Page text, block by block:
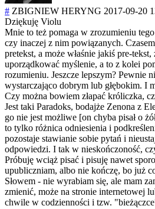
# ZBIGNIEW HERYNG 2017-09-20
Dziękuję Violu
Mnie to też pomaga w zrozumieniu
czy inaczej z nim powiązanych.
pretekst, a może właśnie jakiś pre-
uporządkować myślenie, a to z kolei
rozumieniu. Jeszcze lepszym? Pewnie
wystarczająco dobrym lub głębokim. I
Czy można bowiem złapać króliczka,
Jest taki Paradoks, bodajże Zenona z
go nie jest możliwe [on chyba pisał o
to tylko różnica odniesienia i
pozostaje stawianie sobie pytań i
odpowiedzi. I tak w nieskończoność,
Próbuję wciąż pisać i pisuję nawet
upubliczniam, albo nie kończę, bo już
Słowem - nie wyrabiam się, ale mam
zmienić, może na stronie internetowej
chwile w codzienności i tzw.